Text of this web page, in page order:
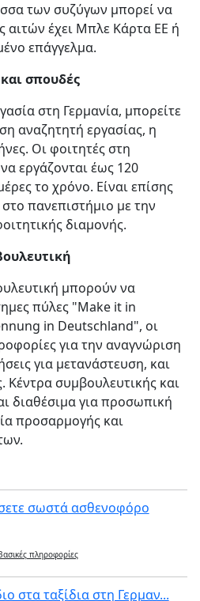
των συζύγων μπορεί να
αιτών έχει Μπλε Κάρτα ΕΕ ή
επάγγελμα.
σπουδές
στη Γερμανία, μπορείτε
αναζητητή εργασίας, η
Οι φοιτητές στη
εργάζονται έως 120
το χρόνο. Είναι επίσης
πανεπιστήμιο με την
διαμονής.
μπορούν να
πύλες "Make it in
in Deutschland", οι
για την αναγνώριση
για μετανάστευση, και
Κέντρα συμβουλευτικής και
διαθέσιμα για προσωπική
προσαρμογής και
σωστά ασθενοφόρο
πληροφορίες
στα ταξίδια στη Γερμαν...